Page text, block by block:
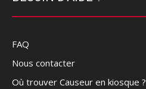
FAQ
Nous contacter
Où trouver Causeur en kiosque ?